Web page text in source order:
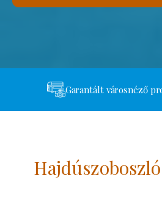
Garantált városnéző